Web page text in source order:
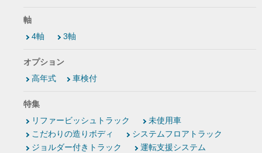
軸
4軸
3軸
オプション
高年式
車検付
特集
リファービッシュトラック
未使用車
こだわりの造りボディ
システムフロアトラック
ジョルダー付きトラック
運転支援システム